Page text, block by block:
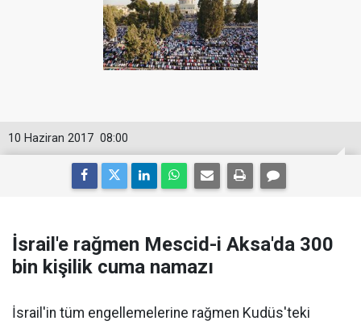
08:00
10 Haziran 2017
İsrail'e rağmen Mescid-i Aksa'da 300
bin kişilik cuma namazı
İsrail'in tüm engellemelerine rağmen Kudüs'teki